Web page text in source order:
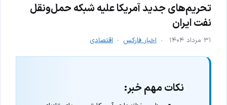
تحریم‌های جدید آمریکا علیه شبکه حمل‌ونقل
نفت ایران
۳۱ مرداد ۱۴۰۴ اخبار فارکس اقتصادی
نکات مهم خبر: